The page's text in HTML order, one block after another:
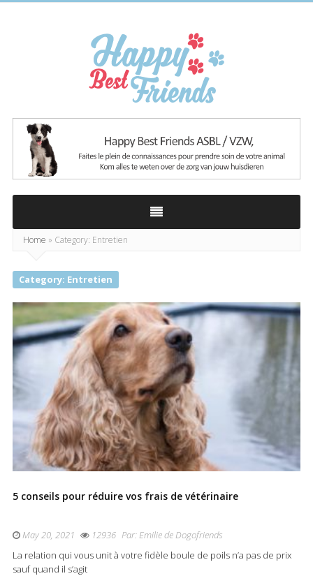
Happy
Best
Friends
Home » Category: Entretien
Category: Entretien
5 conseils pour réduire vos frais de vétérinaire
May 20, 2021 12936 Par: Emilie de Dogofriends
La relation qui vous unit à votre fidèle boule de poils n’a pas de prix
sauf quand il s’agit